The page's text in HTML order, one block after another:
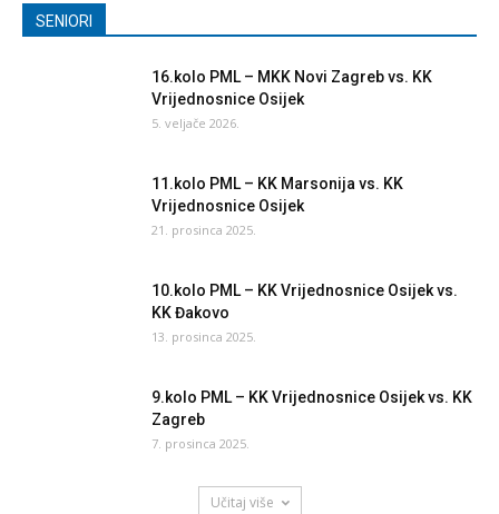
SENIORI
16.kolo PML – MKK Novi Zagreb vs. KK
Vrijednosnice Osijek
5. veljače 2026.
11.kolo PML – KK Marsonija vs. KK
Vrijednosnice Osijek
21. prosinca 2025.
10.kolo PML – KK Vrijednosnice Osijek vs.
KK Đakovo
13. prosinca 2025.
9.kolo PML – KK Vrijednosnice Osijek vs. KK
Zagreb
7. prosinca 2025.
Učitaj više